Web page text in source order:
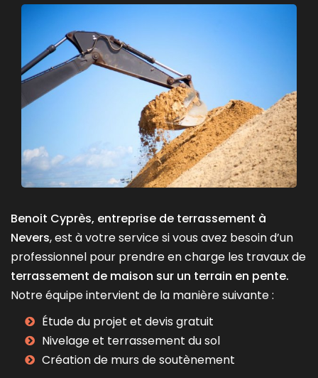
Benoit Cyprès, entreprise de terrassement à
Nevers, est à votre service si vous avez besoin d’un
professionnel pour prendre en charge les travaux de
terrassement de maison sur un terrain en pente.
Notre équipe intervient de la manière suivante :
Étude du projet et devis gratuit
Nivelage et terrassement du sol
Création de murs de soutènement